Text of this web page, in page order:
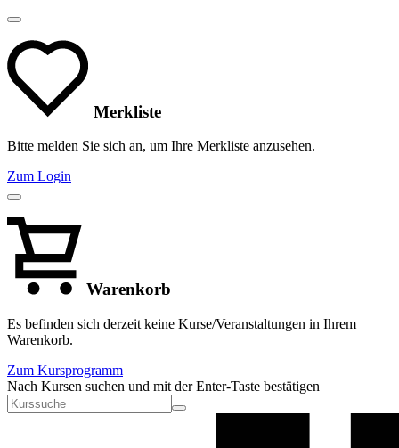
Merkliste
Bitte melden Sie sich an, um Ihre Merkliste anzusehen.
Zum Login
Warenkorb
Es befinden sich derzeit keine Kurse/Veranstaltungen in Ihrem
Warenkorb.
Zum Kursprogramm
Nach Kursen suchen und mit der Enter-Taste bestätigen